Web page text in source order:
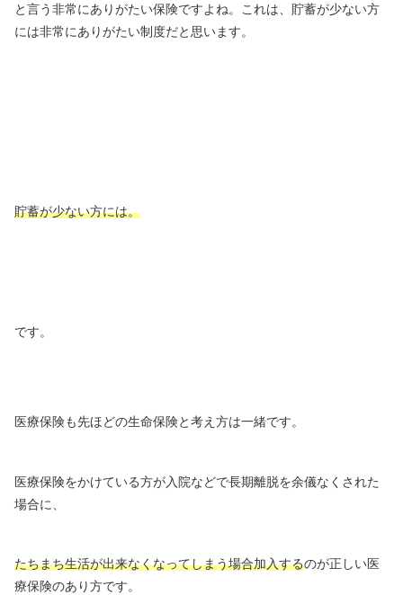
と言う非常にありがたい保険ですよね。これは、貯蓄が少ない方
には非常にありがたい制度だと思います。
貯蓄が少ない方には。
です。
医療保険も先ほどの生命保険と考え方は一緒です。
医療保険をかけている方が入院などで長期離脱を余儀なくされた
場合に、
たちまち生活が出来なくなってしまう場合加入するのが正しい医
療保険のあり方です。